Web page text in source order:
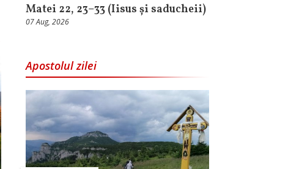
Matei 22, 23–33 (Iisus și saducheii)
07 Aug, 2026
Apostolul zilei